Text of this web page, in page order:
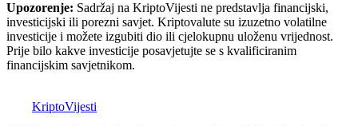
Upozorenje: Sadržaj na KriptoVijesti ne predstavlja financijski,
investicijski ili porezni savjet. Kriptovalute su izuzetno volatilne
investicije i možete izgubiti dio ili cjelokupnu uloženu vrijednost.
Prije bilo kakve investicije posavjetujte se s kvalificiranim
financijskim savjetnikom.
KriptoVijesti